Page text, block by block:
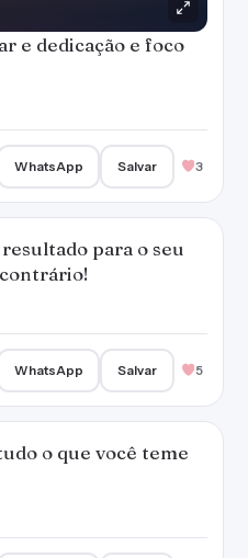
e dedicação e foco
WhatsApp Salvar 3
para o seu
WhatsApp Salvar 5
o que você teme